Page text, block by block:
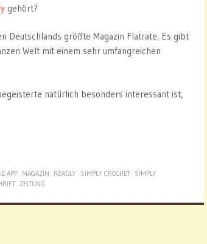
gehört?
Deutschlands größte Magazin Flatrate. Es gibt
Welt mit einem sehr umfangreichen
natürlich besonders interessant ist,
APP MAGAZIN READLY SIMPLY CROCHET SIMPLY
ZEITUNG